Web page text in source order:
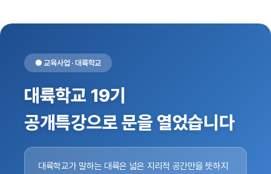
● 교육사업 · 대륙학교
대륙학교 19기
공개특강으로 문을 열었습니다
대륙학교가 말하는 대륙은 넓은 지리적 공간만을 뜻하지